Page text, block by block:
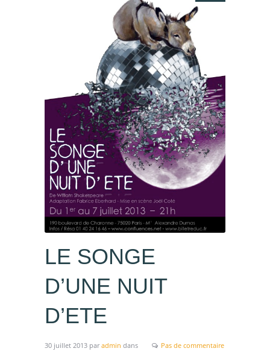
LE SONGE
D’UNE NUIT
D’ETE
30 juillet 2013 paradmin dans Pas de commentaire